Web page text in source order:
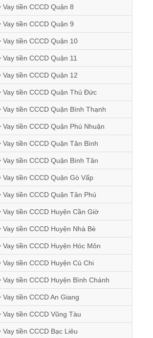
Vay tiền CCCD Quận 8
Vay tiền CCCD Quận 9
Vay tiền CCCD Quận 10
Vay tiền CCCD Quận 11
Vay tiền CCCD Quận 12
Vay tiền CCCD Quận Thủ Đức
Vay tiền CCCD Quận Bình Thạnh
Vay tiền CCCD Quận Phú Nhuận
Vay tiền CCCD Quận Tân Bình
Vay tiền CCCD Quận Bình Tân
Vay tiền CCCD Quận Gò Vấp
Vay tiền CCCD Quận Tân Phú
Vay tiền CCCD Huyện Cần Giờ
Vay tiền CCCD Huyện Nhà Bè
Vay tiền CCCD Huyện Hóc Môn
Vay tiền CCCD Huyện Củ Chi
Vay tiền CCCD Huyện Bình Chánh
Vay tiền CCCD An Giang
Vay tiền CCCD Vũng Tàu
Vay tiền CCCD Bạc Liêu